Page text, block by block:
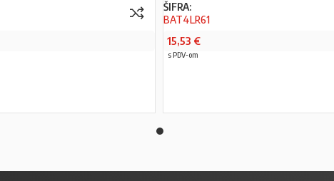
ŠIFRA:
BAT4LR61
15,53 €
s PDV-om